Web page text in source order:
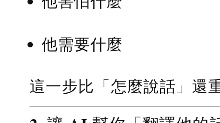
他需要什麼
這一步比「怎麼說話」還